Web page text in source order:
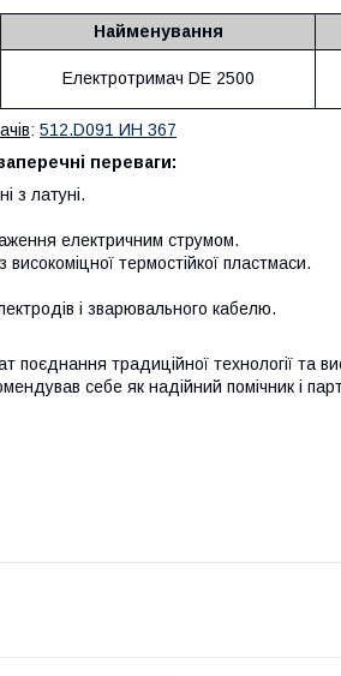
Найменування
Електротримач DE 2500
: 512.D091 ИН 367
переваги:
з латуні.
електричним струмом.
термостійкої пластмаси.
і зварювального кабелю.
поєднання традиційної технології та
себе як надійний помічник і